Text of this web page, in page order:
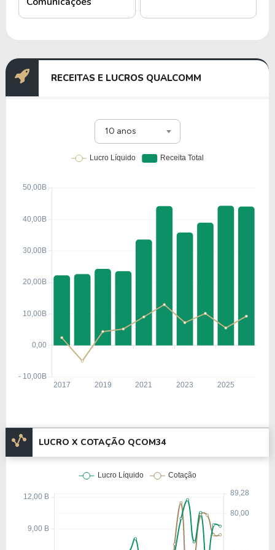
Brasil por meio do BDRQCOM34.
História e quando foi criada a
A Qualcomm Incorporated foi fundada em julho de
1985, por Irwin Jacobs e um grupo de
tecnologias de comunicação sem fio.
O nome da empresa vem da junção das palavras
"Quality" e "Communications", refletindo seu
compromisso com inovação e desempenho.
Nos primeiros anos, a Qualcomm cresceu
rapidamente após a fusão com a Omninet em 1988,
levantando US$ 3,5 milhões para o
desenvolvimento do Omnitracs, um sistema de
rastreamento via satélite para frotas de caminhões.
Esse projeto garantiu capital para novos
investimentos em pesquisa e tecnologias para
Com o avanço da telefonia celular, a empresa
ampliou seus negócios para o setor de
semicondutores e, em 1991, realizou sua primeira
oferta pública de ações (IPO), arrecadando US$ 68
Quatro anos depois, uma oferta secundária captou
US$ 486 milhões, possibilitando a expansão da
empresa. Entre os principais momentos de
RECEITAS E LUCROS QUALCOMM
10 anos
LUCRO X COTAÇÃO QCOM34